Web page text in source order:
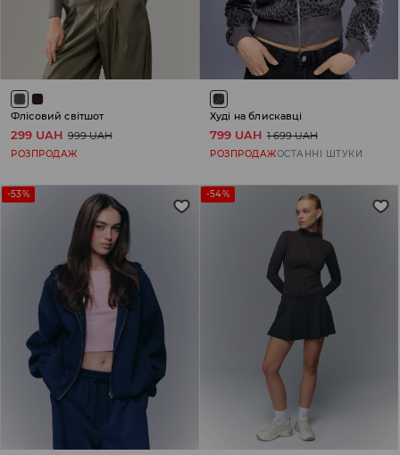
Флісовий світшот
299 UAH 999 UAH
РОЗПРОДАЖ
Худі на блискавці
799 UAH 1 699 UAH
РОЗПРОДАЖОСТАННІ ШТУКИ
-53% -54%